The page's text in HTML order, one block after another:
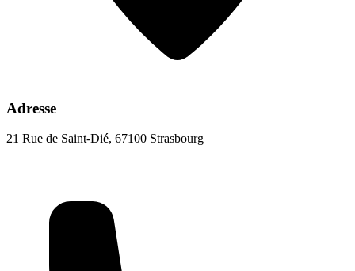
Adresse
21 Rue de Saint-Dié, 67100 Strasbourg